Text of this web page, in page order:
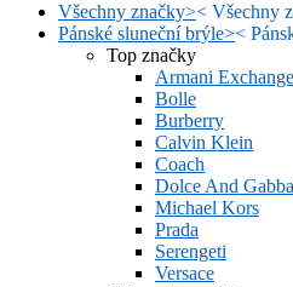
Všechny značky>< Všechny
Pánské sluneční brýle><
Top značky
Armani Exchange
Bolle
Burberry
Calvin Klein
Coach
Dolce And
Michael Kors
Prada
Serengeti
Versace